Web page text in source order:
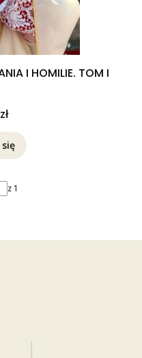
I HOMILIE. TOM I
z 1